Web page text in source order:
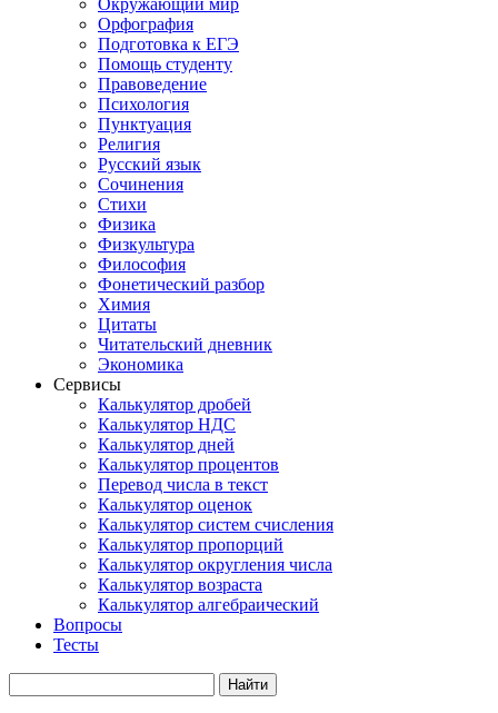
Окружающий мир
Орфография
Подготовка к ЕГЭ
Помощь студенту
Правоведение
Психология
Пунктуация
Религия
Русский язык
Сочинения
Стихи
Физика
Физкультура
Философия
Фонетический разбор
Химия
Цитаты
Читательский дневник
Экономика
Сервисы
Калькулятор дробей
Калькулятор НДС
Калькулятор дней
Калькулятор процентов
Перевод числа в текст
Калькулятор оценок
Калькулятор систем счисления
Калькулятор пропорций
Калькулятор округления числа
Калькулятор возраста
Калькулятор алгебраический
Вопросы
Тесты
Найти